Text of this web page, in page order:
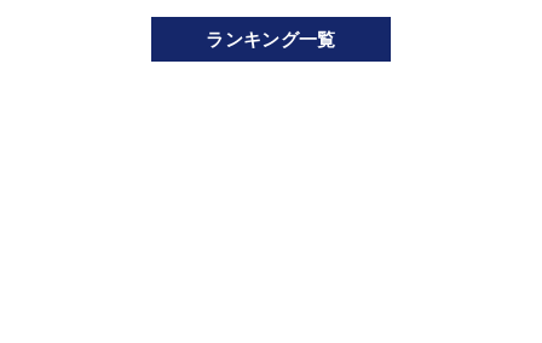
ランキング一覧